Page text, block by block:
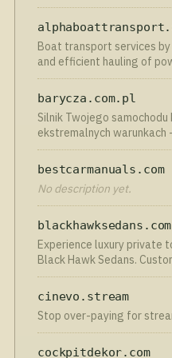
atıştırmalık otomatları
Boat transport services
and efficient hauling of
more. Click or call for a
barycza.com.pl
Silnik Twojego
ekstremalnych
tarcie, zmienne
elementów metalowych.
odgrywa kluczową rolę:
za smarowanie, ochronę i
napędowej w pełnej
olej z czasem traci swoje
regularna wymiana to nie
chcesz uniknąć
usługa – kompleksowa,
realnych potrzeb
szybka czynność
elementów profilaktyki
silnik zachowuje
bestcarmanuals.com
No description yet.
blackhawksedans.com
Experience luxury private
Black Hawk Sedans.
chauffeurs, comfort &
cinevo.stream
Stop over-paying for
cockpitdekor.com